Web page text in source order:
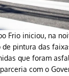
Frio iniciou, na
de pintura das
que foram
com o